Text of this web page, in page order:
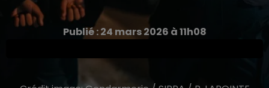
Publié : 24 mars 2026 à 11h08